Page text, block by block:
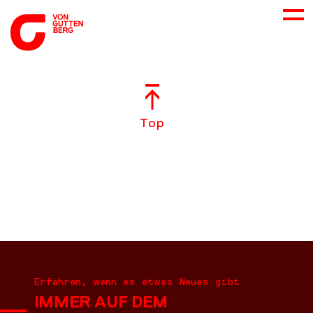
Top
Erfahren, wenn es etwas Neues gibt
IMMER AUF DEM